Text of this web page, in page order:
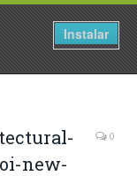
Instalar
new-
0